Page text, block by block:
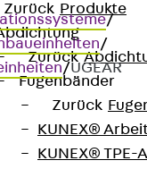
Zurück Produkte
Zurück
Fugenbänder
Zurück
KUNEX®
KUNEX®
/
/
/UGEAR